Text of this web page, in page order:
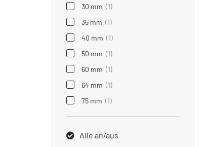
30 mm (1)
35 mm (1)
40 mm (1)
50 mm (1)
60 mm (1)
64 mm (1)
75 mm (1)
Alle an/aus